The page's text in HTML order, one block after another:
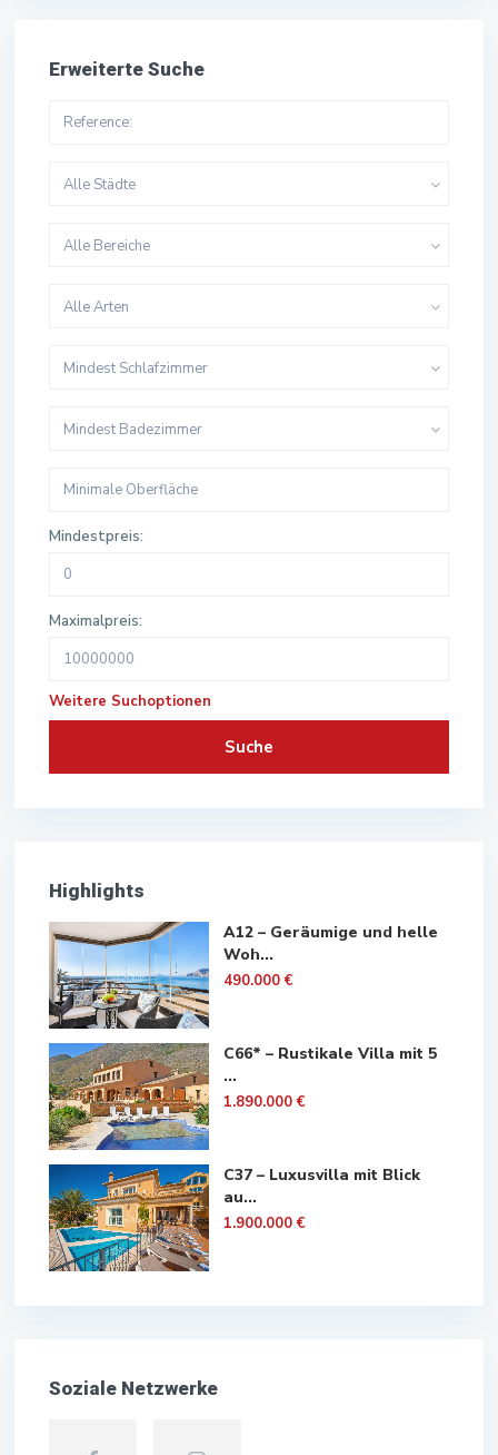
Erweiterte Suche
Alle Städte
Alle Bereiche
Alle Arten
Mindest Schlafzimmer
Mindest Badezimmer
Mindestpreis:
Maximalpreis:
Weitere Suchoptionen
Suche
Highlights
A12 – Geräumige und helle
Woh...
490.000 €
C66* – Rustikale Villa mit 5
...
1.890.000 €
C37 – Luxusvilla mit Blick
au...
1.900.000 €
Soziale Netzwerke